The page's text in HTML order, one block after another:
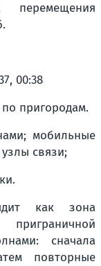
перемещения
00:38
пригородам.
мобильные
связи;
как зона
сначала
повторные